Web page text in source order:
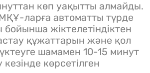
көп уақытты алмайды.
ларға автоматты түрде
бойынша жіктелетіндіктен
құжаттарын және қол
шамамен 10-15 минут
көрсетілген